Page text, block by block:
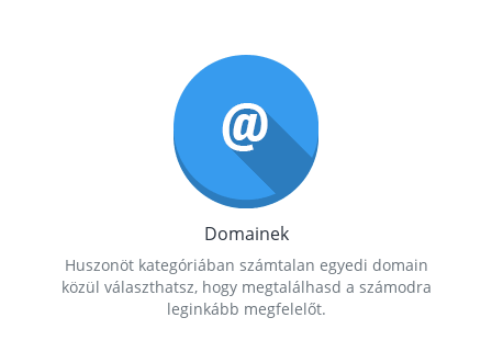
Domainek
Huszonöt kategóriában számtalan egyedi domain
közül választhatsz, hogy megtalálhasd a számodra
leginkább megfelelőt.